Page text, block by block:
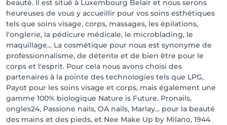
beauté. Il est situé à Luxembourg Belair et nous serons
heureuses de vous y accueillir pour vos soins esthétiques
tels que soins visage, corps, massages, les épilations,
l'onglerie, la pédicure médicale, le microblading, le
maquillage... La cosmétique pour nous est synonyme de
professionnalisme, de détente et de bien être pour le
corps et l'esprit. Pour cela nous avons choisi des
partenaires à la pointe des technologies tels que LPG,
Payot pour les soins visage et corps, mais également une
gamme 100% biologique Nature is Future. Pronails,
ongles24, Passione nails, OA nails, Marlay... pour la beauté
des mains et des pieds, et Nee Make Up by Milano, 1944